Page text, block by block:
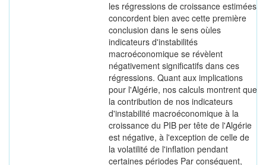
les régressions de croissance estimées
concordent bien avec cette première
conclusion dans le sens oùles
indicateurs d'instabilités
macroéconomique se révèlent
négativement significatifs dans ces
régressions. Quant aux implications
pour l'Algérie, nos calculs montrent que
la contribution de nos indicateurs
d'instabilité macroéconomique à la
croissance du PIB per tête de l'Algérie
est négative, à l'exception de celle de
la volatilité de l'inflation pendant
certaines périodes Par conséquent,